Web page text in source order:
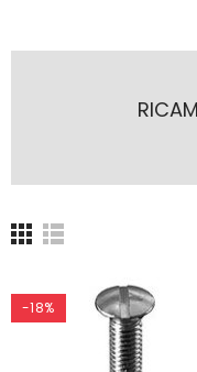
-18%